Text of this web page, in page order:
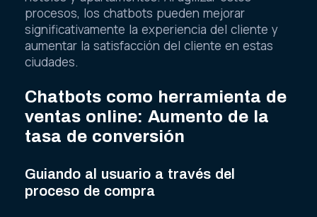
procesos, los chatbots pueden mejorar
significativamente la experiencia del cliente y
aumentar la satisfacción del cliente en estas
ciudades.
Chatbots como herramienta de
ventas online: Aumento de la
tasa de conversión
Guiando al usuario a través del
proceso de compra